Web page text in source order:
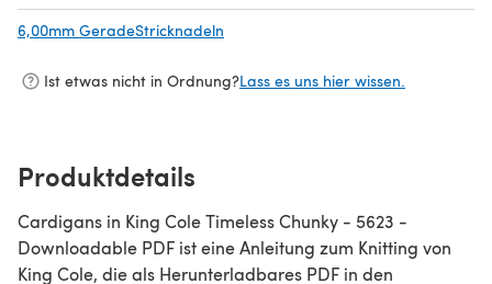
6,00mm GeradeStricknadeln
Ist etwas nicht in Ordnung?Lass es uns hier wissen.
Produktdetails
Cardigans in King Cole Timeless Chunky - 5623 -
Downloadable PDF ist eine Anleitung zum Knitting von
King Cole, die als Herunterladbares PDF in den